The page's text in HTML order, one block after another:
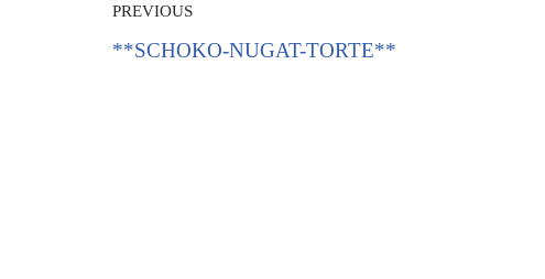
PREVIOUS
**SCHOKO-NUGAT-TORTE**